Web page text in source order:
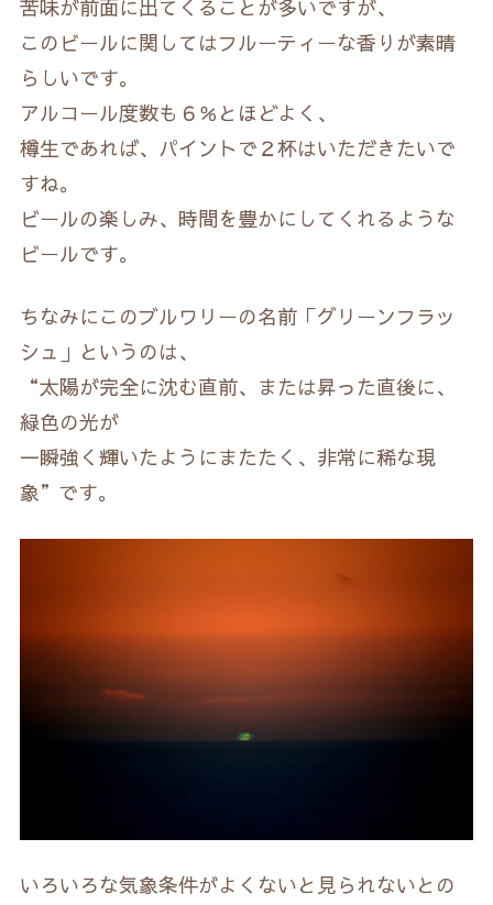
苦味が前面に出てくることが多いですが、
このビールに関してはフルーティーな香りが素晴
らしいです。
アルコール度数も６％とほどよく、
樽生であれば、パイントで２杯はいただきたいで
すね。
ビールの楽しみ、時間を豊かにしてくれるような
ビールです。
ちなみにこのブルワリーの名前「グリーンフラッ
シュ」というのは、
“太陽が完全に沈む直前、または昇った直後に、
緑色の光が
一瞬強く輝いたようにまたたく、非常に稀な現
象”です。
いろいろな気象条件がよくないと見られないとの